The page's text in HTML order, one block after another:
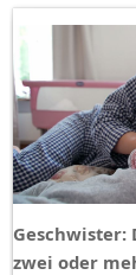
Geschwister:
zwei oder